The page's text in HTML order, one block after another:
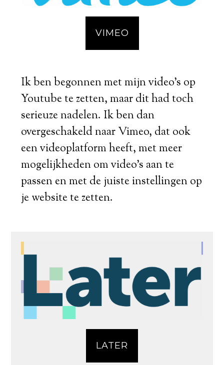
VIMEO
Ik ben begonnen met mijn video's op
Youtube te zetten, maar dit had toch
serieuze nadelen. Ik ben dan
overgeschakeld naar Vimeo, dat ook
een videoplatform heeft, met meer
mogelijkheden om video's aan te
passen en met de juiste instellingen op
je website te zetten.
LATER